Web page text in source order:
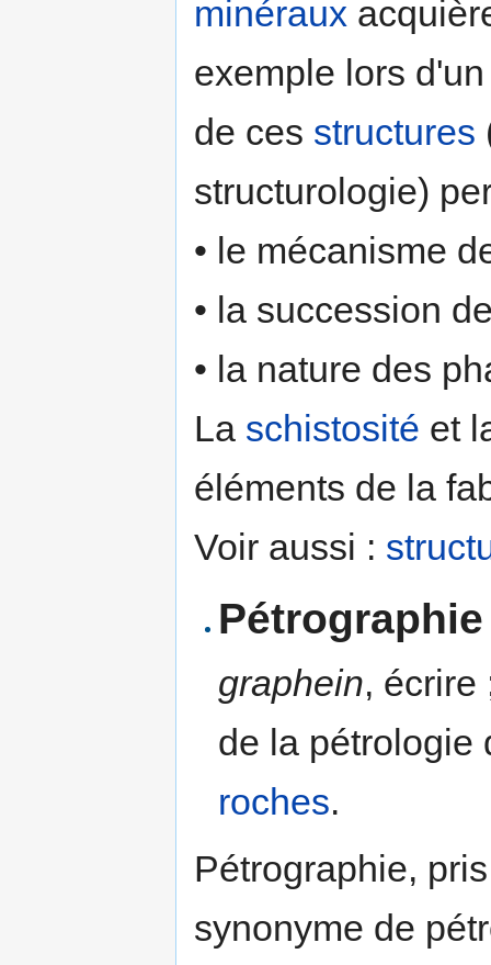
minéraux
exemple lors
de ces structures
structurologie)
• le mécanisme
• la succession
• la nature des
La schistosité et
éléments de la
Voir aussi :
Pétrographie
graphein,
de la pétrologie
roches.
Pétrographie,
synonyme de